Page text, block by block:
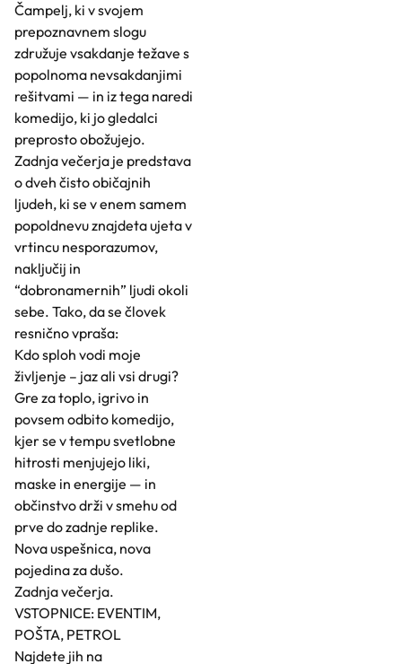
Čampelj, ki v svojem
prepoznavnem slogu
združuje vsakdanje težave s
popolnoma nevsakdanjimi
rešitvami — in iz tega naredi
komedijo, ki jo gledalci
preprosto obožujejo.
Zadnja večerja je predstava
o dveh čisto običajnih
ljudeh, ki se v enem samem
popoldnevu znajdeta ujeta v
vrtincu nesporazumov,
naključij in
“dobronamernih” ljudi okoli
sebe. Tako, da se človek
resnično vpraša:
Kdo sploh vodi moje
življenje – jaz ali vsi drugi?
Gre za toplo, igrivo in
povsem odbito komedijo,
kjer se v tempu svetlobne
hitrosti menjujejo liki,
maske in energije — in
občinstvo drži v smehu od
prve do zadnje replike.
Nova uspešnica, nova
pojedina za dušo.
Zadnja večerja.
VSTOPNICE: EVENTIM,
POŠTA, PETROL
Najdete jih na